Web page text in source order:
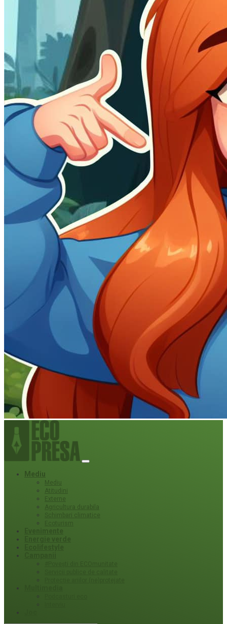
Mediu
Mediu
Atitudini
Externe
Agricultura durabila
Schimbari climatice
Ecoturism